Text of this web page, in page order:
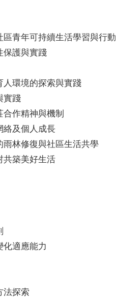
青年可持續生活學習與行動
保護與實踐
人環境的探索與實踐
實踐
作精神與機制
絡及個人成長
林修復與社區生活共學
築美好生活
化適應能力
法探索